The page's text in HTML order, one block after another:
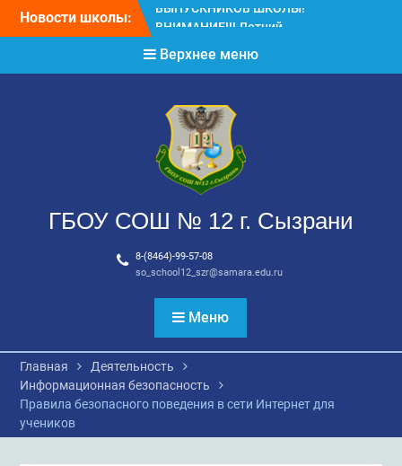
Новости школы:
ВНИМАНИЕ!!! Летний
ВНИМАНИЕ! ДЛЯ
ВЫПУСКНИКОВ ШКОЛЫ!
Верхнее меню
ГБОУ СОШ № 12 г. Сызрани
8-(8464)-99-57-08
so_school12_szr@samara.edu.ru
Меню
Главная
Деятельность
Информационная безопасность
Правила безопасного поведения в сети Интернет для
учеников